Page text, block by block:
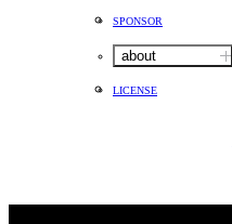
SPONSOR
about
LICENSE